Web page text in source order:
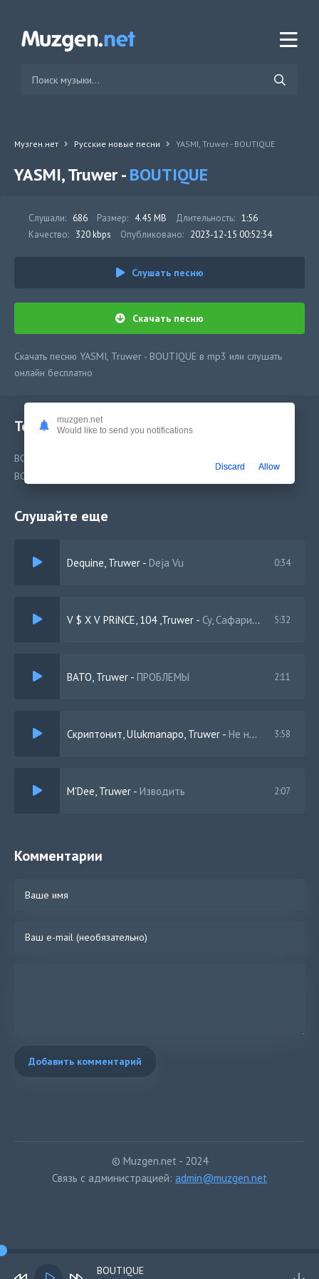
Музген.нет Русские новые песни YASMI, Truwer - BOUTIQUE
YASMI, Truwer -BOUTIQUE
Слушали: 686 Размер: 4.45 MB Длительность: 1:56
Качество: 320 kbps Опубликовано: 2023-12-15 00:52:34
Слушать песню
Скачать песню
Скачать песню YASMI, Truwer - BOUTIQUE в mp3 или слушать
онлайн бесплатно
Текст песни
BOUTIQUE
BOUTIQUE
Слушайте еще
Dequine, Truwer - Deja Vu 0:34
V $ X V PRiNCE, 104 ,Truwer - Cy, Сафари (Remix) 5:32
BATO, Truwer - ПРОБЛЕМЫ 2:11
Скриптонит, Ulukmanapo, Truwer - Не нравится 3:58
M'Dee, Truwer - Изводить 2:07
Комментарии
Добавить комментарий
© Muzgen.net - 2024
Связь с администрацией: admin@muzgen.net
muzgen.net
Would like to send you notifications
Discard Allow
BOUTIQUE